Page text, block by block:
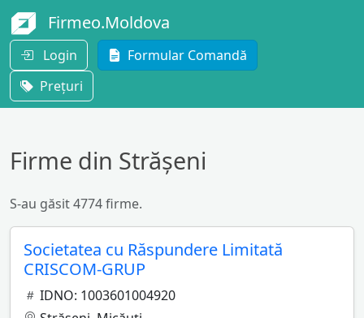
Firmeo.Moldova
Login
Formular Comandă
Prețuri
Firme din Strășeni
S-au găsit 4774 firme.
Societatea cu Răspundere Limitată
CRISCOM-GRUP
IDNO: 1003601004920